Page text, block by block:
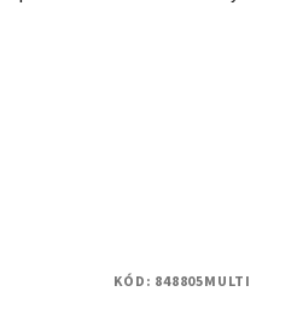
KÓD: 848805MULTI